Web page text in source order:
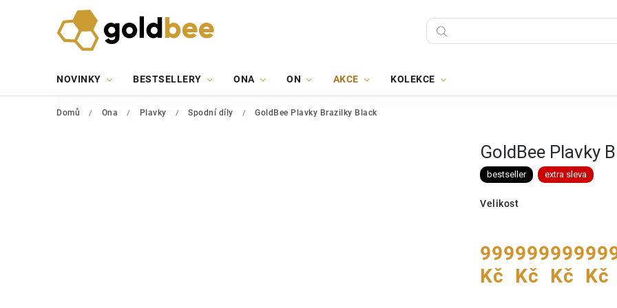
NOVINKY BESTSELLERY ONA ON AKCE KOLEKCE
Domů / Ona / Plavky / Spodní díly / GoldBee Plavky Brazilky Black
GoldBee Plavky
bestseller extra sleva
Velikost
999
Kč
999
Kč
999
Kč Kč